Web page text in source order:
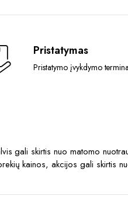
Pristatymas
Pristatymo įvykdymo
gali skirtis nuo matomo
kainos, akcijos gali skirtis